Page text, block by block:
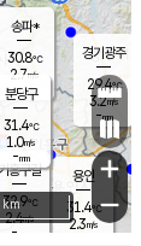
용인
31.4℃
2.3m/s
경기광주
29.4℃
3.2m/s
-mm
송파*
30.8℃
2.7m/s
-mm
흥구갈
32.9℃
2.4m/s
-
분당구
31.4℃
1.0m/s
-mm
+
−
km